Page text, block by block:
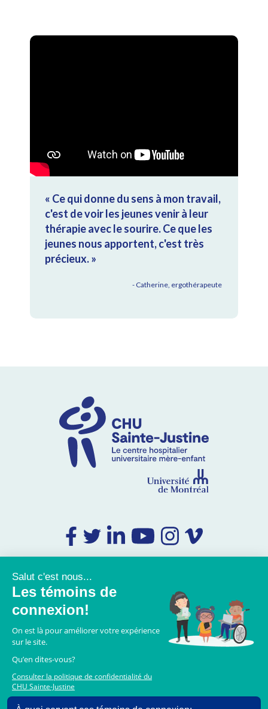
« Ce qui donne du sens à mon travail,
c'est de voir les jeunes venir à leur
thérapie avec le sourire. Ce que les
jeunes nous apportent, c'est très
précieux. »
- Catherine, ergothérapeute
Foire aux questions